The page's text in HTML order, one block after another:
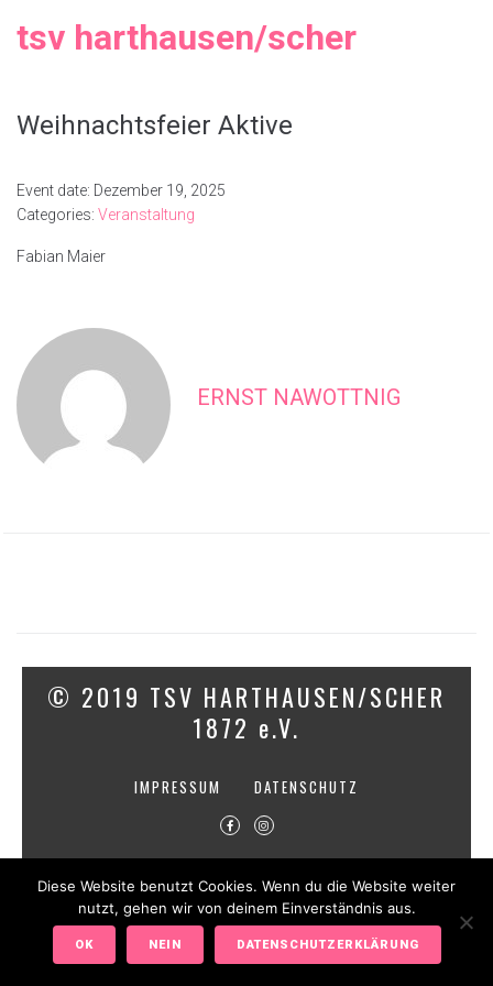
tsv harthausen/scher
Weihnachtsfeier Aktive
Event date: Dezember 19, 2025
Categories: Veranstaltung
Fabian Maier
ERNST NAWOTTNIG
© 2019 TSV HARTHAUSEN/SCHER
1872 e.V.
IMPRESSUM DATENSCHUTZ
Diese Website benutzt Cookies. Wenn du die Website weiter
nutzt, gehen wir von deinem Einverständnis aus.
OK NEIN DATENSCHUTZERKLÄRUNG